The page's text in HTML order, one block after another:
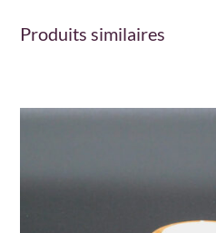
Produits similaires